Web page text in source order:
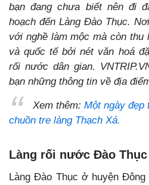
bạn đang chưa biết nên đi
hoạch đến Làng Đào Thục.
với nghề làm mộc mà còn thu
và quốc tế bởi nét văn hoá
rối nước dân gian.
bạn những thông tin về địa
Xem thêm: Một ngày đẹp
chuồn tre làng Thạch Xá.
Làng rối nước Đào
Làng Đào Thục ở huyện